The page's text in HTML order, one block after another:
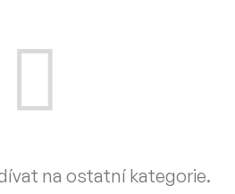
na ostatní kategorie.